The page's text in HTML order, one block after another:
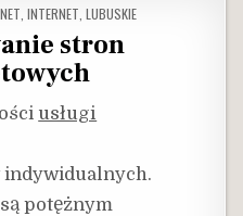
INTERNET LUBUSKIE
stron
usługi
potężnym